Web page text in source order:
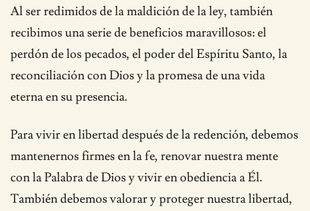
Al ser redimidos de la maldición de la ley, también
recibimos una serie de beneficios maravillosos: el
perdón de los pecados, el poder del Espíritu Santo, la
reconciliación con Dios y la promesa de una vida
eterna en su presencia.
Para vivir en libertad después de la redención, debemos
mantenernos firmes en la fe, renovar nuestra mente
con la Palabra de Dios y vivir en obediencia a Él.
También debemos valorar y proteger nuestra libertad,